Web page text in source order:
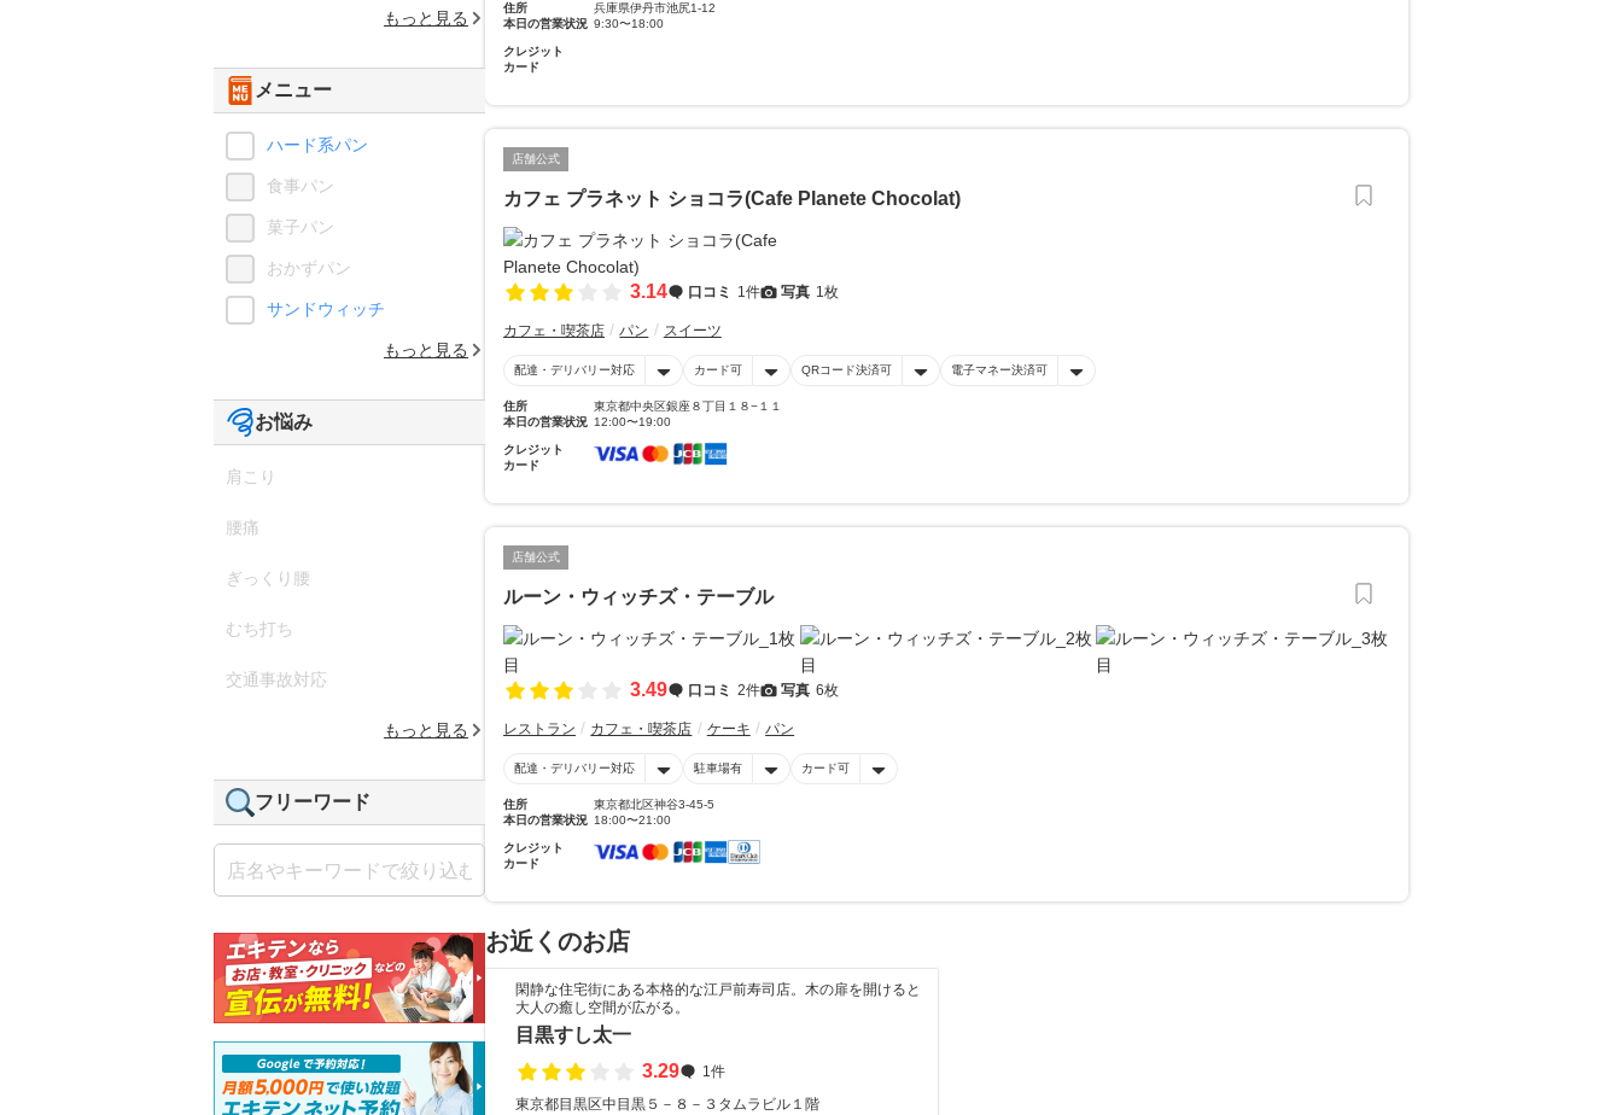
住所
兵庫県伊丹市池尻1-12
本日の営業状況 9:30〜18:00
クレジット
カード
店舗公式
カフェ プラネット ショコラ(Cafe Planete Chocolat)
3.14 口コミ 1件 写真 1枚
カフェ・喫茶店 パン スイーツ
配達・デリバリー対応 カード可 QRコード決済可 電子マネー決済可
住所
東京都中央区銀座８丁目１８−１１
本日の営業状況 12:00〜19:00
クレジット
カード
店舗公式
ルーン・ウィッチズ・テーブル
3.49 口コミ 2件 写真 6枚
レストラン カフェ・喫茶店 ケーキ パン
配達・デリバリー対応 駐車場有 カード可
住所
東京都北区神谷3-45-5
本日の営業状況 18:00〜21:00
クレジット
カード
お近くのお店
閑静な住宅街にある本格的な江戸前寿司店。木の扉を開けると
大人の癒し空間が広がる。
目黒すし太一
3.29
1件
東京都目黒区中目黒５－８－３タムラビル１階
もっと見る
メニュー
ハード系パン
食事パン
菓子パン
おかずパン
サンドウィッチ
もっと見る
お悩み
肩こり
腰痛
ぎっくり腰
むち打ち
交通事故対応
もっと見る
フリーワード